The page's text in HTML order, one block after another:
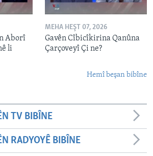
Aborî
li
MEHA HEŞT 07, 2026
Gavên Cîbicîkirina Qanûna
Çarçoveyî Çi ne?
Hemî beşan bibîne
TV BIBÎNE
RADYOYÊ BIBÎNE